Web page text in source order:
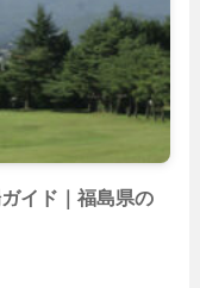
イド｜福島県の